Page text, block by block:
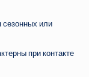
сезонных или
при контакте